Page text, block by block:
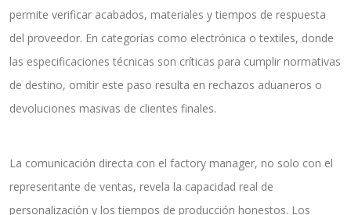
permite verificar acabados, materiales y tiempos de respuesta
del proveedor. En categorías como electrónica o textiles, donde
las especificaciones técnicas son críticas para cumplir normativas
de destino, omitir este paso resulta en rechazos aduaneros o
devoluciones masivas de clientes finales.
La comunicación directa con el factory manager, no solo con el
representante de ventas, revela la capacidad real de
personalización y los tiempos de producción honestos. Los